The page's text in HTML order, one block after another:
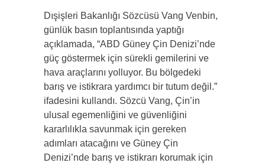
Dışişleri Bakanlığı Sözcüsü Vang Venbin,
günlük basın toplantısında yaptığı
açıklamada, “ABD Güney Çin Denizi’nde
güç göstermek için sürekli gemilerini ve
hava araçlarını yolluyor. Bu bölgedeki
barış ve istikrara yardımcı bir tutum değil.”
ifadesini kullandı. Sözcü Vang, Çin’in
ulusal egemenliğini ve güvenliğini
kararlılıkla savunmak için gereken
adımları atacağını ve Güney Çin
Denizi’nde barış ve istikrarı korumak için